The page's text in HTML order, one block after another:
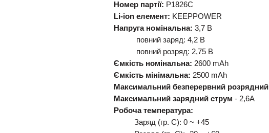
Номер партії: P1826C
Li-ion елемент: KEEPPOWER
Напруга номінальна: 3,7 В
повний заряд: 4,2 В
повний розряд: 2,75 В
Ємкість номінальна: 2600 mAh
Ємкість мінімальна: 2500 mAh
Максимальний безперервний
Максимальний зарядний струм - 2,6А
Робоча температура:
Заряд (гр. С): 0 ~ +45